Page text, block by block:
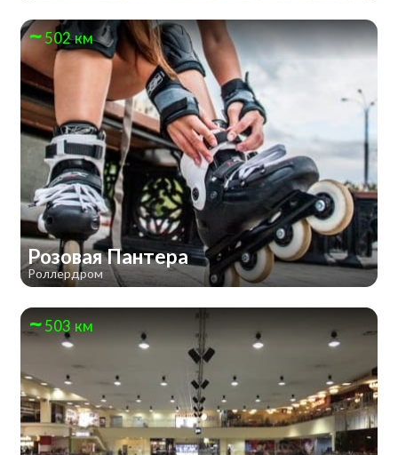
502 км
Розовая Пантера
Роллердром
503 км